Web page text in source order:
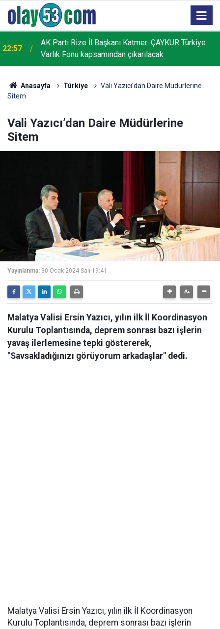
22:24
Çaykur Rizespor, Hazırlık Maçında Pyramids FC'yi
Geçti
Anasayfa Türkiye
Vali Yazıcı’dan Daire Müdürlerine
Sitem
Vali Yazıcı’dan Daire Müdürlerine
Sitem
Yayınlanma: 30 Ocak 2024 Salı 19:41
Malatya Valisi Ersin Yazıcı, yılın ilk İl Koordinasyon
Kurulu Toplantısında, deprem sonrası bazı işlerin
yavaş ilerlemesine tepki göstererek,
"Savsakladığınızı görüyorum arkadaşlar" dedi.
Malatya Valisi Ersin Yazıcı, yılın ilk İl Koordinasyon
Kurulu Toplantısında, deprem sonrası bazı işlerin